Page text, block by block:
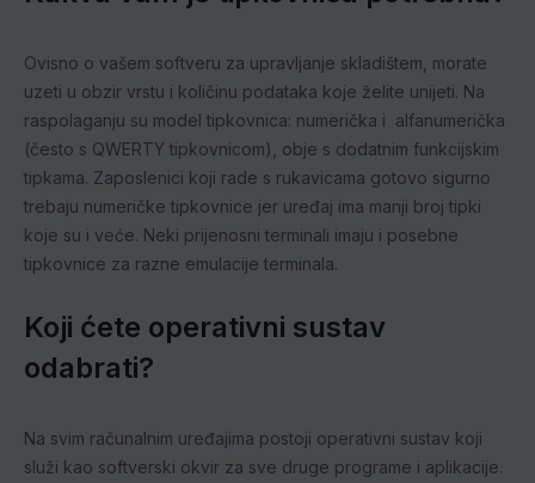
Ovisno o vašem softveru za upravljanje skladištem, morate
uzeti u obzir vrstu i količinu podataka koje želite unijeti. Na
raspolaganju su model tipkovnica: numerička i alfanumerička
(često s QWERTY tipkovnicom), obje s dodatnim funkcijskim
tipkama. Zaposlenici koji rade s rukavicama gotovo sigurno
trebaju numeričke tipkovnice jer uređaj ima manji broj tipki
koje su i veće. Neki prijenosni terminali imaju i posebne
tipkovnice za razne emulacije terminala.
Koji ćete operativni sustav
odabrati?
Na svim računalnim uređajima postoji operativni sustav koji
služi kao softverski okvir za sve druge programe i aplikacije.